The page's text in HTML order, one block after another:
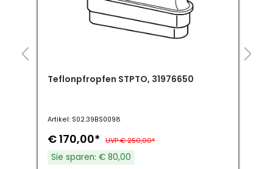
Teflonpfropfen STPTO, 31976650
Artikel: S02.39BS0098
€ 170,00* UVP € 250,00*
Sie sparen: € 80,00